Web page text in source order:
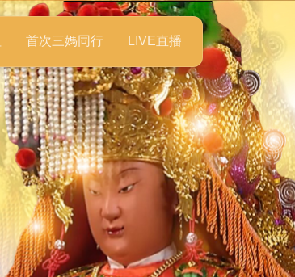
首次三媽同行 LIVE直播